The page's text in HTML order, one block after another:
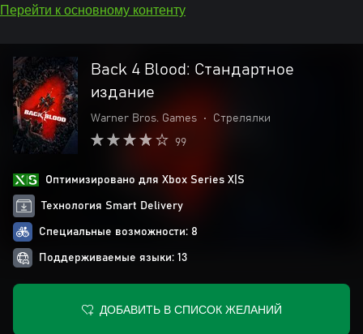
Перейти к основному контенту
Back 4 Blood: Стандартное
издание
Warner Bros. Games • Стрелялки
99
Оптимизировано для Xbox Series X|S
Технология Smart Delivery
Специальные возможности: 8
Поддерживаемые языки: 13
ДОБАВИТЬ В СПИСОК ЖЕЛАНИЙ